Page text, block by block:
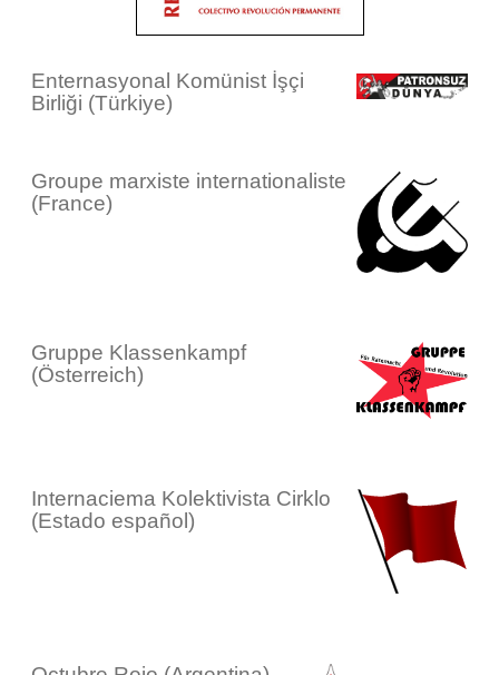
Enternasyonal Komünist İşçi
Birliği (Türkiye)
Groupe marxiste internationaliste
(France)
Gruppe Klassenkampf
(Österreich)
Internaciema Kolektivista Cirklo
(Estado español)